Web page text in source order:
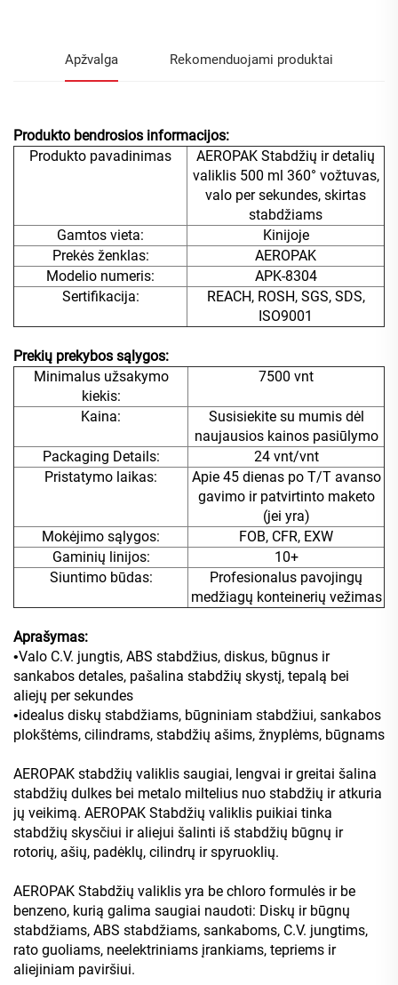
Apžvalga Rekomenduojami produktai
Produkto bendrosios informacijos:
Produkto pavadinimas
AEROPAK Stabdžių ir detalių
valiklis 500 ml 360° vožtuvas,
valo per sekundes, skirtas
stabdžiams
Gamtos vieta:
Kinijoje
Prekės ženklas:
AEROPAK
Modelio numeris:
APK-8304
Sertifikacija:
REACH, ROSH, SGS, SDS,
ISO9001
Prekių prekybos sąlygos:
Minimalus užsakymo
kiekis:
7500 vnt
Kaina:
Susisiekite su mumis dėl
naujausios kainos pasiūlymo
Packaging Details:
24 vnt/vnt
Pristatymo laikas:
Apie 45 dienas po T/T avanso
gavimo ir patvirtinto maketo
(jei yra)
Mokėjimo sąlygos:
FOB, CFR, EXW
Gaminių linijos:
10+
Siuntimo būdas:
Profesionalus pavojingų
medžiagų konteinerių vežimas
Aprašymas:
•Valo C.V. jungtis, ABS stabdžius, diskus, būgnus ir
sankabos detales, pašalina stabdžių skystį, tepalą bei
aliejų per sekundes
•idealus diskų stabdžiams, būgniniam stabdžiui, sankabos
plokštėms, cilindrams, stabdžių ašims, žnyplėms, būgnams
AEROPAK stabdžių valiklis saugiai, lengvai ir greitai šalina
stabdžių dulkes bei metalo miltelius nuo stabdžių ir atkuria
jų veikimą. AEROPAK Stabdžių valiklis puikiai tinka
stabdžių skysčiui ir aliejui šalinti iš stabdžių būgnų ir
rotorių, ašių, padėklų, cilindrų ir spyruoklių.
AEROPAK Stabdžių valiklis yra be chloro formulės ir be
benzeno, kurią galima saugiai naudoti: Diskų ir būgnų
stabdžiams, ABS stabdžiams, sankaboms, C.V. jungtims,
rato guoliams, neelektriniams įrankiams, tepriems ir
aliejiniam paviršiui.